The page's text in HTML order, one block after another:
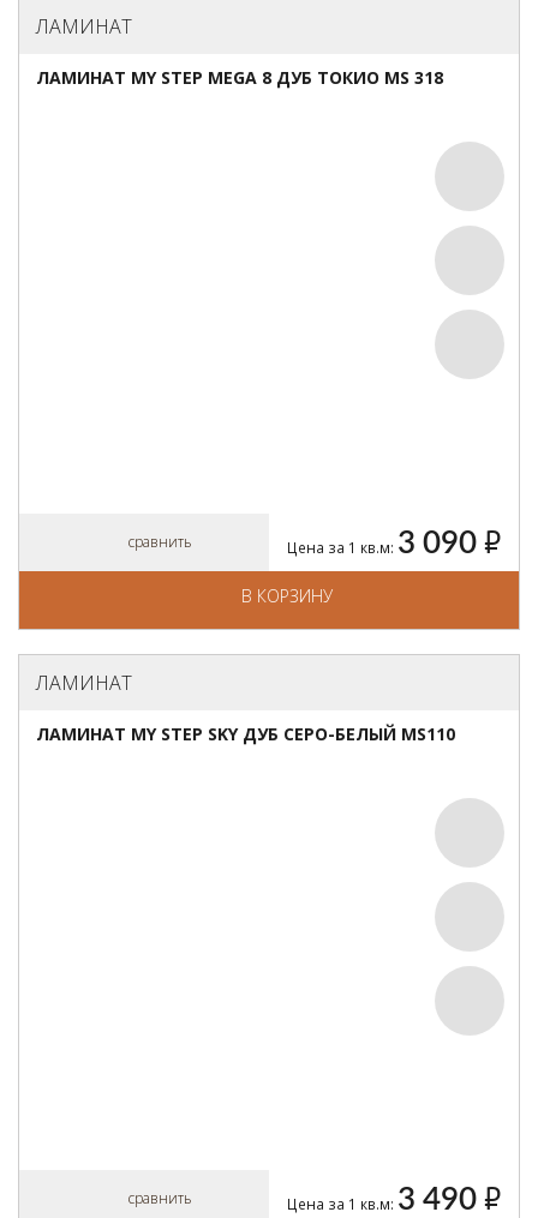
ЛАМИНАТ
ЛАМИНАТ MY STEP MEGA 8 ДУБ ТОКИО MS 318
сравнить Цена за 1 кв.м: 3 090 руб.
В КОРЗИНУ
ЛАМИНАТ
ЛАМИНАТ MY STEP SKY ДУБ СЕРО-БЕЛЫЙ MS110
сравнить Цена за 1 кв.м: 3 490 руб.